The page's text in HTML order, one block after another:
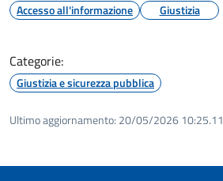
Accesso all'informazione Giustizia
Categorie:
Giustizia e sicurezza pubblica
Ultimo aggiornamento: 20/05/2026 10:25.11